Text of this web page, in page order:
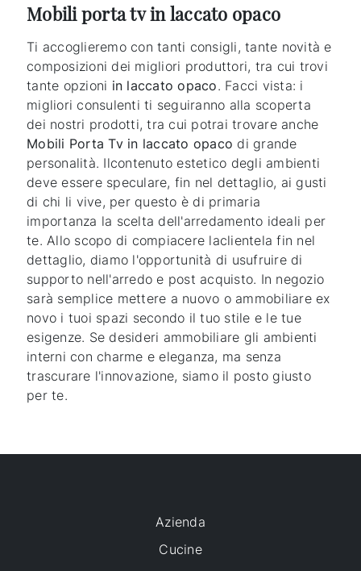
Mobili porta tv in laccato opaco
Ti accoglieremo con tanti consigli, tante novità e
composizioni dei migliori produttori, tra cui trovi
tante opzioni in laccato opaco. Facci vista: i
migliori consulenti ti seguiranno alla scoperta
dei nostri prodotti, tra cui potrai trovare anche
Mobili Porta Tv in laccato opaco di grande
personalità. Ilcontenuto estetico degli ambienti
deve essere speculare, fin nel dettaglio, ai gusti
di chi li vive, per questo è di primaria
importanza la scelta dell'arredamento ideali per
te. Allo scopo di compiacere laclientela fin nel
dettaglio, diamo l'opportunità di usufruire di
supporto nell'arredo e post acquisto. In negozio
sarà semplice mettere a nuovo o ammobiliare ex
novo i tuoi spazi secondo il tuo stile e le tue
esigenze. Se desideri ammobiliare gli ambienti
interni con charme e eleganza, ma senza
trascurare l'innovazione, siamo il posto giusto
per te.
Azienda
Cucine